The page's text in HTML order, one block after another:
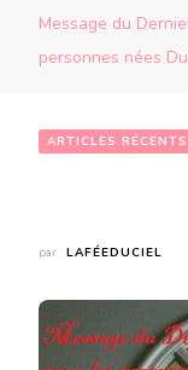
Message du
personnes nées
ARTICLES RÉCENTS
par LAFÉEDUCIEL